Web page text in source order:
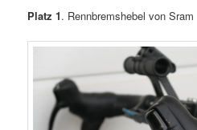
Platz 1. Rennbremshebel von Sram